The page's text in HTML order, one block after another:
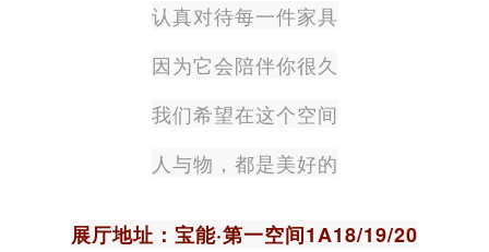
认真对待每一件家具
因为它会陪伴你很久
我们希望在这个空间
人与物，都是美好的
展厅地址：宝能·第一空间1A18/19/20